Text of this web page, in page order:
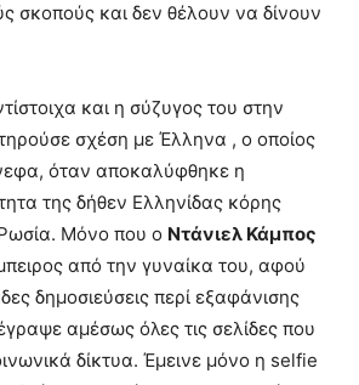
σκοπούς και δεν θέλουν να δίνουν
και η σύζυγος του στην
σχέση με Έλληνα , ο οποίος
όταν αποκαλύφθηκε η
της δήθεν Ελληνίδας κόρης
Μόνο που ο Ντάνιελ Κάμπος
από την γυναίκα του, αφού
δημοσιεύσεις περί εξαφάνισης
αμέσως όλες τις σελίδες που
δίκτυα. Έμεινε μόνο η selfie